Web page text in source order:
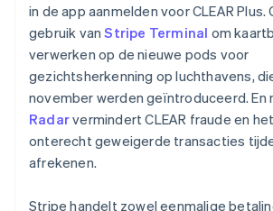
in de app aanmelden voor CLEAR Plus.
gebruik vanStripe Terminal om
verwerken op de nieuwe pods voor
gezichtsherkenning op luchthavens,
november werden geïntroduceerd. En
Radarvermindert CLEAR fraude en
onterecht geweigerde transacties
afrekenen.
Stripe handelt zowel eenmalige
Portugal
PortuguêsEnglish
Roemenië
English
Singapore
English简体中文
Slovenië
English Italiano
Slowakije
Spanje